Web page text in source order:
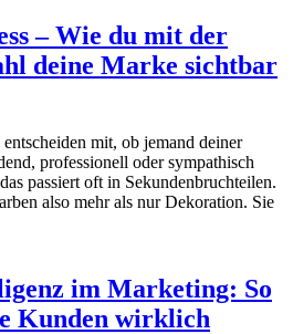
– Wie du mit der
deine Marke sichtbar
mit, ob jemand deiner
professionell oder sympathisch
passiert oft in Sekundenbruchteilen.
also mehr als nur Dekoration. Sie
im Marketing: So
Kunden wirklich